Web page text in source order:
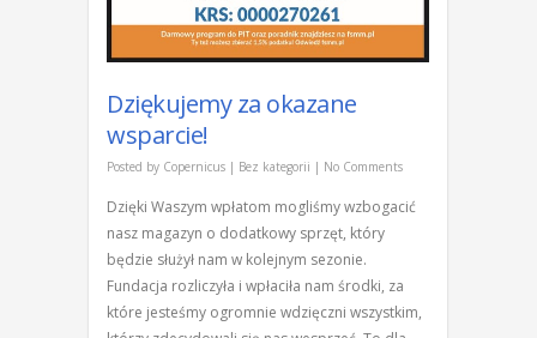
Dziękujemy za okazane
wsparcie!
Posted by Copernicus | Bez kategorii | No Comments
Dzięki Waszym wpłatom mogliśmy wzbogacić
nasz magazyn o dodatkowy sprzęt, który
będzie służył nam w kolejnym sezonie.
Fundacja rozliczyła i wpłaciła nam środki, za
które jesteśmy ogromnie wdzięczni wszystkim,